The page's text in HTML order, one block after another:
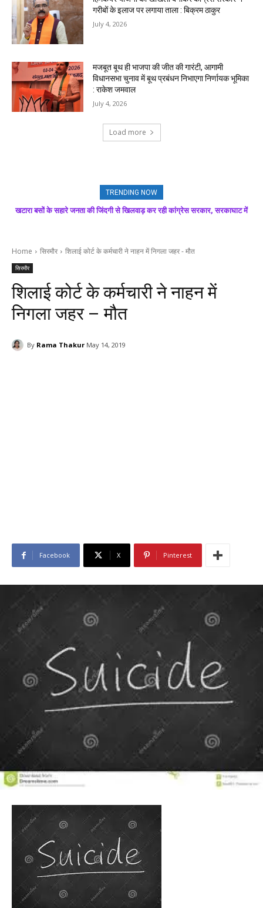
गरीबों के इलाज पर लगाया ताला : बिक्रम ठाकुर
July 4, 2026
मजबूत बूथ ही भाजपा की जीत की गारंटी, आगामी
विधानसभा चुनाव में बूथ प्रबंधन निभाएगा निर्णायक भूमिका
: राकेश जमवाल
July 4, 2026
Load more